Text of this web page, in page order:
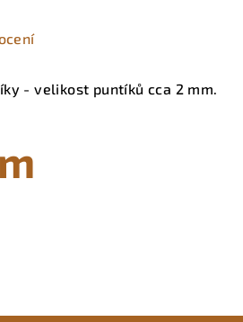
- velikost puntíků cca 2 mm.